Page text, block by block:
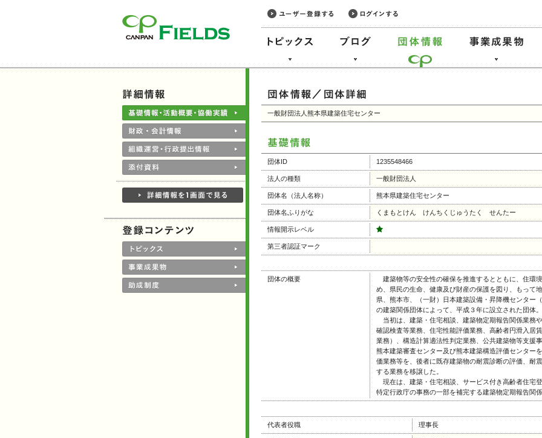
一般財団法人熊本県建築住宅センター
団体ID 1235548466
法人の種類 一般財団法人
団体名（法人名称） 熊本県建築住宅センター
団体名ふりがな くまもとけん けんちくじゅうたく せんたー
情報開示レベル
第三者認証マーク
団体の概要
建築物等の安全性の確保を推進するとともに、住環
め、県民の生命、健康及び財産の保護を図り、もって
県、熊本市、（一財）日本建築設備・昇降機センター
の建築関係団体によって、平成３年に設立された団体。
当初は、建築・住宅相談、建築物定期報告関係業務
確認検査等業務、住宅性能評価業務、高齢者円滑入居
業務）、構造計算適法性判定業務、公共建築物等支援
熊本建築審査センター及び熊本建築構造評価センター
価業務等を、後者に既存建築物の耐震診断の評価、耐
する業務を移譲した。
現在は、建築・住宅相談、サービス付き高齢者住宅
特定行政庁の事務の一部を補完する建築物定期報告関
代表者役職 理事長